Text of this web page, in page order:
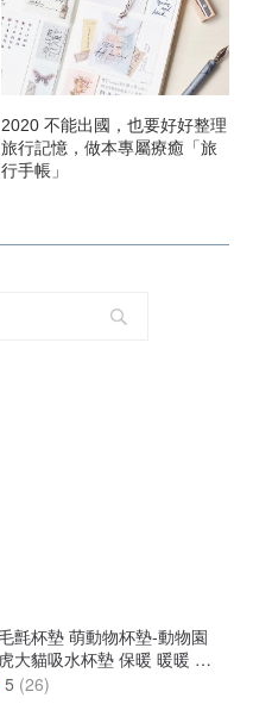
2020 不能出國，也要好好整理
旅行記憶，做本專屬療癒「旅
行手帳」